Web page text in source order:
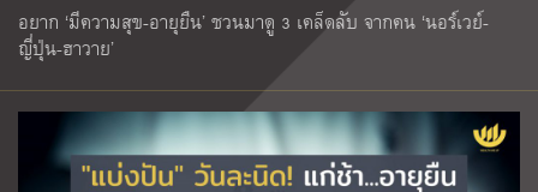
อยาก ‘มีความสุข-อายุยืน’ ชวนมาดู 3 เคล็ดลับ จากคน ‘นอร์เวย์-
ญี่ปุ่น-ฮาวาย’